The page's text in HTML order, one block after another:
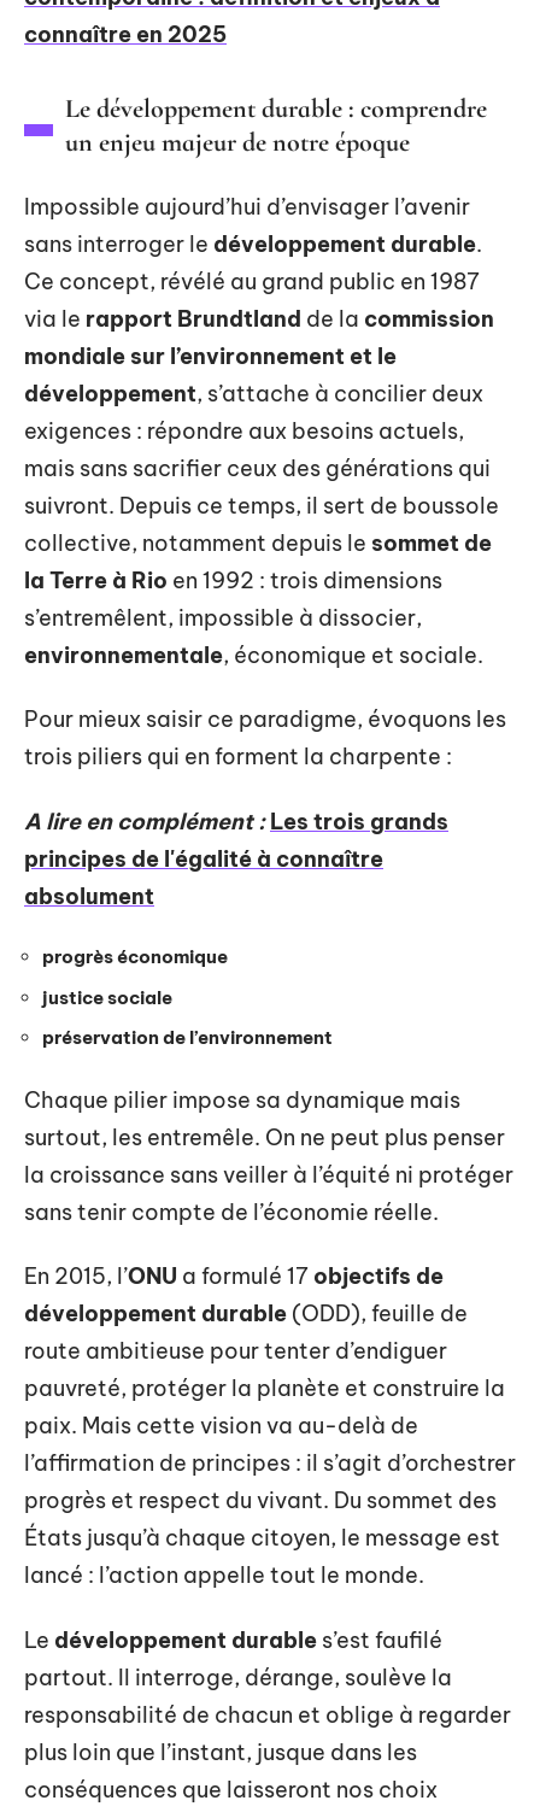
connaître en 2025
Le développement durable : comprendre
un enjeu majeur de notre époque
Impossible aujourd’hui d’envisager l’avenir
sans interroger le développement durable.
Ce concept, révélé au grand public en 1987
via le rapport Brundtland de la commission
mondiale sur l’environnement et le
développement, s’attache à concilier deux
exigences : répondre aux besoins actuels,
mais sans sacrifier ceux des générations qui
suivront. Depuis ce temps, il sert de boussole
collective, notamment depuis le sommet de
la Terre à Rio en 1992 : trois dimensions
s’entremêlent, impossible à dissocier,
environnementale, économique et sociale.
Pour mieux saisir ce paradigme, évoquons les
trois piliers qui en forment la charpente :
A lire en complément : Les trois grands
principes de l'égalité à connaître
absolument
progrès économique
justice sociale
préservation de l’environnement
Chaque pilier impose sa dynamique mais
surtout, les entremêle. On ne peut plus penser
la croissance sans veiller à l’équité ni protéger
sans tenir compte de l’économie réelle.
En 2015, l’ONU a formulé 17 objectifs de
développement durable (ODD), feuille de
route ambitieuse pour tenter d’endiguer
pauvreté, protéger la planète et construire la
paix. Mais cette vision va au-delà de
l’affirmation de principes : il s’agit d’orchestrer
progrès et respect du vivant. Du sommet des
États jusqu’à chaque citoyen, le message est
lancé : l’action appelle tout le monde.
Le développement durable s’est faufilé
partout. Il interroge, dérange, soulève la
responsabilité de chacun et oblige à regarder
plus loin que l’instant, jusque dans les
conséquences que laisseront nos choix